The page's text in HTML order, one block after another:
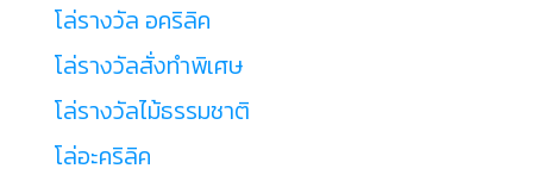
โล่รางวัล อคริลิค
โล่รางวัลสั่งทำพิเศษ
โล่รางวัลไม้ธรรมชาติ
โล่อะคริลิค